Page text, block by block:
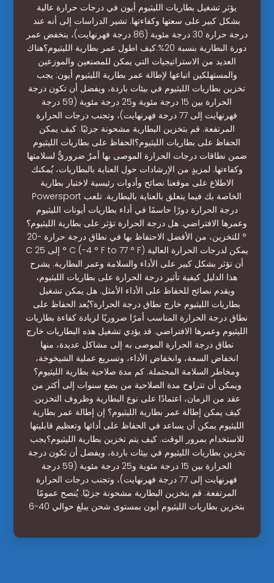
يؤثر تشغيل بطاريات الليثيوم أيون في درجات حرارة عالية
بشكل كبير على سعتها وكفاءتها. تشير الدراسات إلى أنه عند
درجة حرارة 30 درجة مئوية (86 درجة فهرنهايت)، ينخفض عمر
دورة البطارية بنسبة 20%.كيف اطول عمر بطارية الليثيوم؟هناك
العديد من الاستراتيجيات التي يمكن للمصنعين والموزعين
والمستهلكين اتباعها لإطالة عمر بطارية الليثيوم أيون: يجب
تخزين بطاريات الليثيوم في بيئات باردة، ويفضل أن تكون درجة
الحرارة بين 15 درجة مئوية و25 درجة مئوية (59 درجة
فهرنهايت إلى 77 درجة فهرنهايت)، وتجنب درجات الحرارة
المرتفعة. قم بتخزين البطارية مشحونة جزئيًا. كيف يمكن
الحفاظ على بطاريات الليثيوم؟الحفاظ على بطاريات الليثيوم
ضمن نطاقات درجات الحرارة الموصى بها أمرٌ ضروريٌّ لسلامتها
وكفاءتها. لمزيدٍ من الإرشادات حول العناية بالبطاريات، يُمكنك
الاطلاع على موقعنا نصائح وأدوات رئيسية لاختبار بطارية
Powersport الخاصة بك فيما يتعلق بالعناية بالبطارية. تلعب
درجة الحرارة دورًا حاسمًا في أداء بطاريات أيونات الليثيوم
وعمرها الافتراضي. هل درجة الحرارة تؤثر على بطارية الليثيوم؟
للتخزين، من الأفضل الاحتفاظ بها في نطاق درجة حرارة -20 °
C إلى 25 ° C (-4 ° F to 77 ° F) يمكن لدرجات الحرارة العالية
أن تؤثر بشكل كبير على الأداء والسلامة وعمر البطارية. يشرح
هذا الدليل كيفية تأثير درجة الحرارة على بطاريات الليثيوم،
ويقدم نصائح للحفاظ على الأداء الأمثل. هل يمكن تشغيل
بطاريات الليثيوم خارج نطاق درجة الحرارة؟يُعد الحفاظ على
نطاق درجة الحرارة المناسب أمرًا ضروريًا لزيادة كفاءة بطاريات
الليثيوم وعمرها الافتراضي. قد يؤدي تشغيل هذه البطاريات خارج
نطاق درجة الحرارة الموصى به إلى مشاكل عديدة، منها
انخفاض السعة، وانخفاض الأداء، وتسريع عملية الشيخوخة،
ومخاطر السلامة المحتملة. كم مدة صلاحية بطارية الليثيوم؟
ويمكن أن تتراوح مدة الصلاحية من بضع سنوات إلى أكثر من
عقد من الزمان، اعتمادًا على نوع البطارية وظروف التخزين.
كيف يمكن إطالة عمر بطارية الليثيوم؟ إن إطالة عمر بطارية
الليثيوم يمكن أن يساعد في الحفاظ على أدائها وتعظيم قابليتها
للاستخدام بمرور الوقت. كيف يتم تخزين بطارية الليثيوم؟يجب
تخزين بطاريات الليثيوم في بيئات باردة، ويفضل أن تكون درجة
الحرارة بين 15 درجة مئوية و25 درجة مئوية (59 درجة
فهرنهايت إلى 77 درجة فهرنهايت)، وتجنب درجات الحرارة
المرتفعة. قم بتخزين البطارية مشحونة جزئيًا. يُنصح عمومًا
بتخزين بطاريات الليثيوم أيون بمستوى شحن يبلغ حوالي 40-6